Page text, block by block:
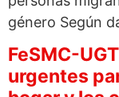
género Según
FeSMC-
urgentes